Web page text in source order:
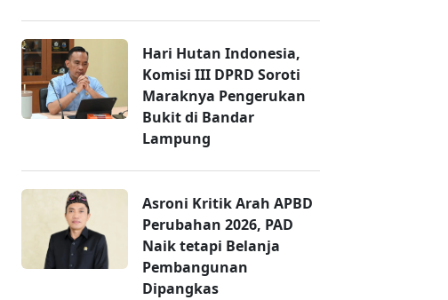
Hari Hutan Indonesia,
Komisi III DPRD Soroti
Maraknya Pengerukan
Bukit di Bandar
Lampung
Asroni Kritik Arah APBD
Perubahan 2026, PAD
Naik tetapi Belanja
Pembangunan
Dipangkas